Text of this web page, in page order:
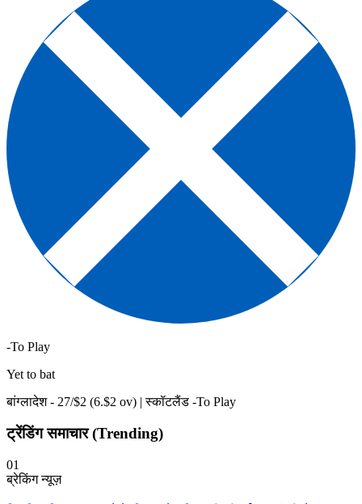
-To Play
Yet to bat
बांग्लादेश - 27/$2 (6.$2 ov) | स्कॉटलैंड -To Play
ट्रेंडिंग समाचार (Trending)
01
ब्रेकिंग न्यूज़